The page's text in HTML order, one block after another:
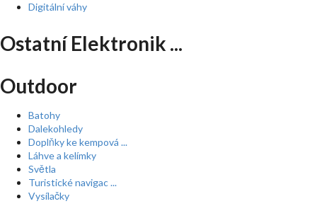
Digitální váhy
Ostatní Elektronik ...
Outdoor
Batohy
Dalekohledy
Doplňky ke kempová ...
Láhve a kelímky
Světla
Turistické navigac ...
Vysílačky